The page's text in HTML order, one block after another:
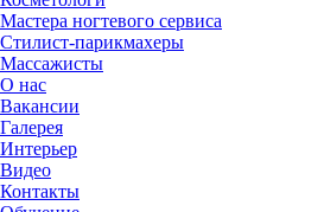
Мастера ногтевого сервиса
Стилист-парикмахеры
Массажисты
О нас
Вакансии
Галерея
Интерьер
Видео
Контакты